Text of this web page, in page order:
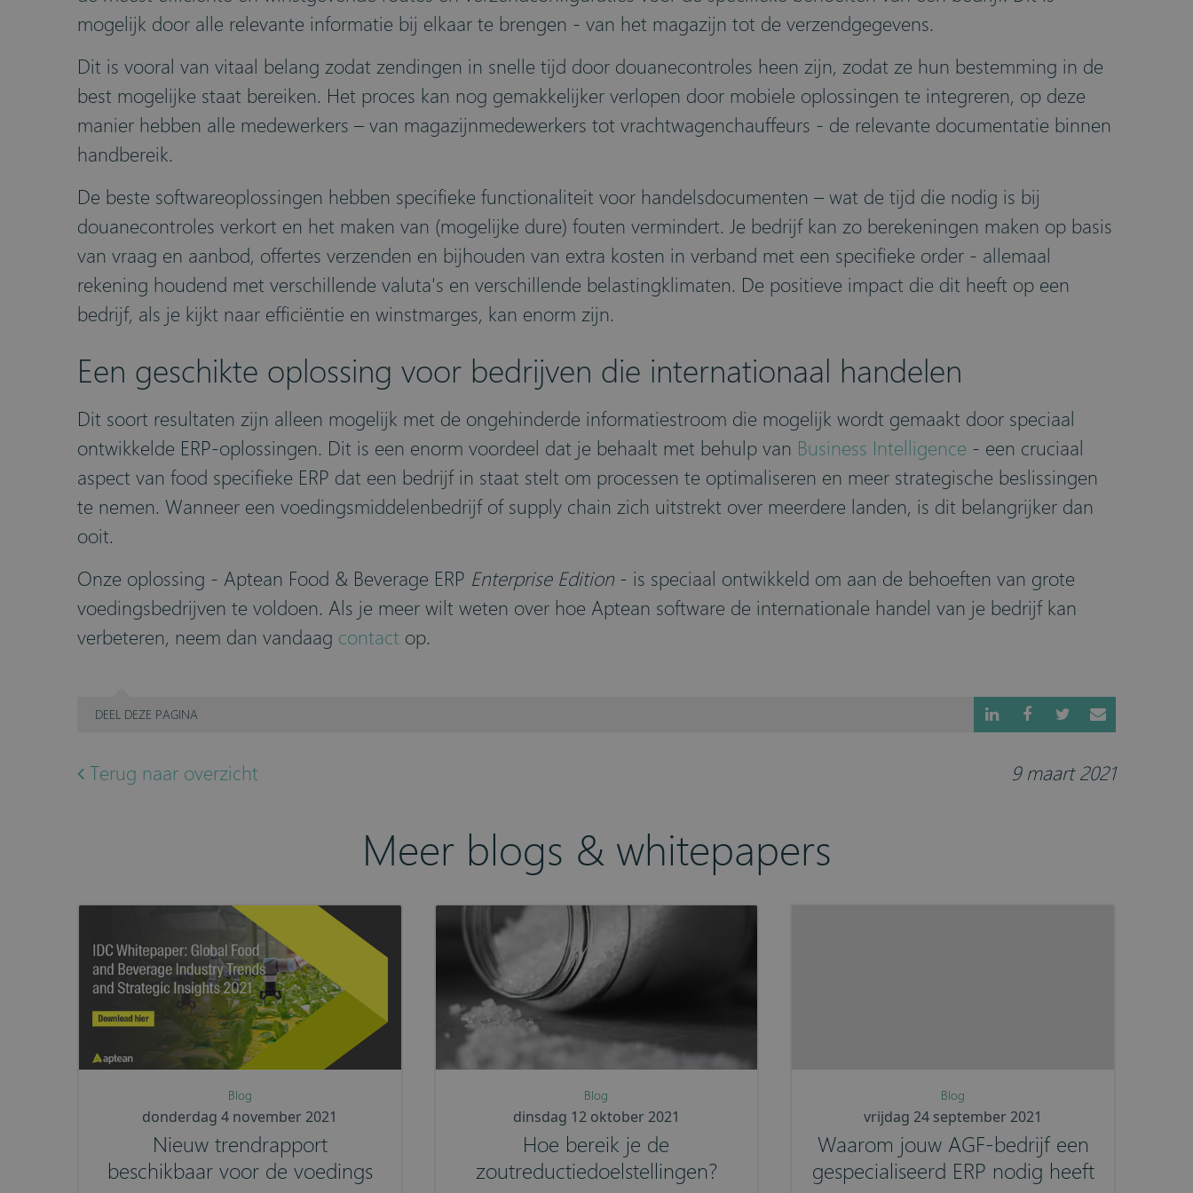
mogelijk door alle relevante informatie bij elkaar te brengen - van het magazijn tot de verzendgegevens.
Dit is vooral van vitaal belang zodat zendingen in snelle tijd door douanecontroles heen zijn, zodat ze hun bestemming in de
best mogelijke staat bereiken. Het proces kan nog gemakkelijker verlopen door mobiele oplossingen te integreren, op deze
manier hebben alle medewerkers – van magazijnmedewerkers tot vrachtwagenchauffeurs - de relevante documentatie binnen
handbereik.
De beste softwareoplossingen hebben specifieke functionaliteit voor handelsdocumenten – wat de tijd die nodig is bij
douanecontroles verkort en het maken van (mogelijke dure) fouten vermindert. Je bedrijf kan zo berekeningen maken op basis
van vraag en aanbod, offertes verzenden en bijhouden van extra kosten in verband met een specifieke order - allemaal
rekening houdend met verschillende valuta's en verschillende belastingklimaten. De positieve impact die dit heeft op een
bedrijf, als je kijkt naar efficiëntie en winstmarges, kan enorm zijn.
Een geschikte oplossing voor bedrijven die internationaal handelen
Dit soort resultaten zijn alleen mogelijk met de ongehinderde informatiestroom die mogelijk wordt gemaakt door speciaal
ontwikkelde ERP-oplossingen. Dit is een enorm voordeel dat je behaalt met behulp van Business Intelligence - een cruciaal
aspect van food specifieke ERP dat een bedrijf in staat stelt om processen te optimaliseren en meer strategische beslissingen
te nemen. Wanneer een voedingsmiddelenbedrijf of supply chain zich uitstrekt over meerdere landen, is dit belangrijker dan
ooit.
Onze oplossing - Aptean Food & Beverage ERP Enterprise Edition - is speciaal ontwikkeld om aan de behoeften van grote
voedingsbedrijven te voldoen. Als je meer wilt weten over hoe Aptean software de internationale handel van je bedrijf kan
verbeteren, neem dan vandaag contact op.
DEEL DEZE PAGINA
9 maart 2021
Terug naar overzicht
Meer blogs & whitepapers
Blog
donderdag 4 november 2021
Nieuw trendrapport
beschikbaar voor de voedings
Blog
dinsdag 12 oktober 2021
Hoe bereik je de
zoutreductiedoelstellingen?
Blog
vrijdag 24 september 2021
Waarom jouw AGF-bedrijf een
gespecialiseerd ERP nodig heeft